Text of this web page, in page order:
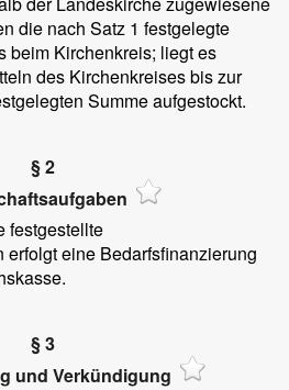
die nach Satz 1 festgelegte
beim Kirchenkreis; liegt es
des Kirchenkreises bis zur
Summe aufgestockt.
§ 2
festgestellte
erfolgt eine Bedarfsfinanzierung
§ 3
und Verkündigung